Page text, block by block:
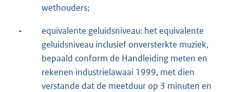
wethouders;
-
equivalente geluidsniveau: het equivalente
geluidsniveau inclusief onversterkte muziek,
bepaald conform de Handleiding meten en
rekenen industrielawaai 1999, met dien
verstande dat de meetduur op 3 minuten en